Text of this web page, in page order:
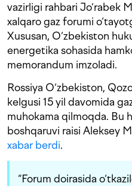
vazirligi rahbari Jo‘rabek
xalqaro gaz forumi
Xususan, O‘zbekiston
energetika sohasida
memorandum imzoladi.
Rossiya O‘zbekiston,
kelgusi 15 yil davomida
muhokama qilmoqda. Bu
boshqaruvi raisi Aleksey
xabar berdi.
“Forum doirasida